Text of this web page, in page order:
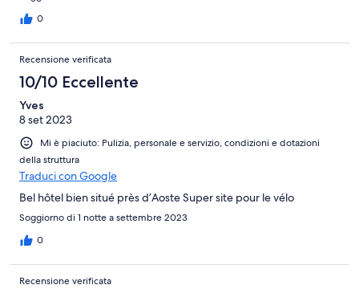
0
Recensione verificata
10/10 Eccellente
Yves
8 set 2023
Mi è piaciuto: Pulizia, personale e servizio, condizioni e dotazioni
della struttura
Traduci con Google
Bel hôtel bien situé près d’Aoste Super site pour le vélo
Soggiorno di 1 notte a settembre 2023
0
Recensione verificata